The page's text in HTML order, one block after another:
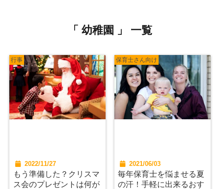
「 幼稚園 」 一覧
行事
2022/11/27
もう準備した？クリスマ
ス会のプレゼントは何が
保育士さん向け
2021/06/03
毎年保育士を悩ませる夏
の汗！手軽に出来るおす